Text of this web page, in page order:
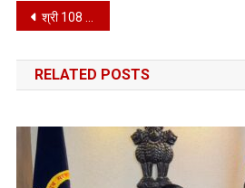
Post
navigation
श्री 108 संत हरीदास महाराज जी डेरा ढेहपुर में पूर्व सांसद सुशील रिंकू ने मत्था टेका*
RELATED POSTS